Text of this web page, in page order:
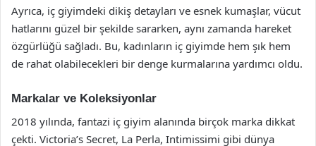
Ayrıca, iç giyimdeki dikiş detayları ve esnek kumaşlar, vücut
hatlarını güzel bir şekilde sararken, aynı zamanda hareket
özgürlüğü sağladı. Bu, kadınların iç giyimde hem şık hem
de rahat olabilecekleri bir denge kurmalarına yardımcı oldu.
Markalar ve Koleksiyonlar
2018 yılında, fantazi iç giyim alanında birçok marka dikkat
çekti. Victoria’s Secret, La Perla, Intimissimi gibi dünya